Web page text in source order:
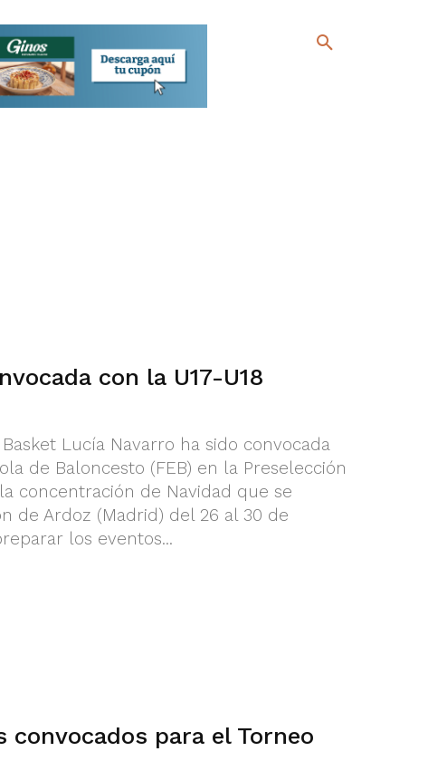
con la U17-U18
Lucía Navarro ha sido convocada
de Baloncesto (FEB) en la Preselección
concentración de Navidad que se
de Ardoz (Madrid) del 26 al 30 de
los eventos...
convocados para el Torneo